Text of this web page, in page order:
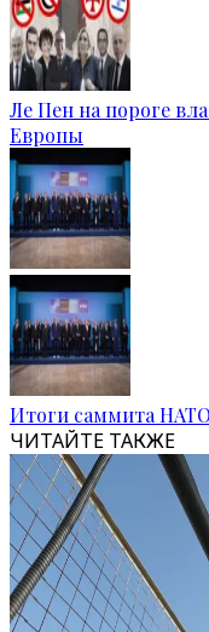
Ле Пен на пороге
Европы
Итоги саммита
ЧИТАЙТЕ ТАКЖЕ